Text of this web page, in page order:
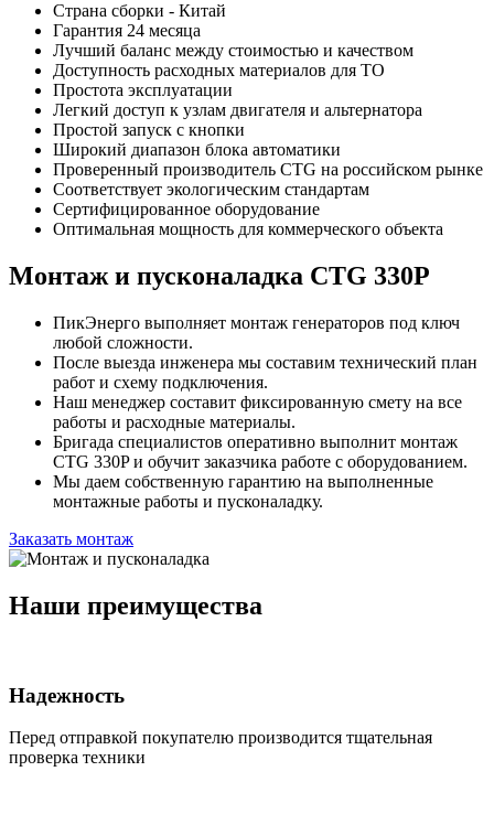
Страна сборки - Китай
Гарантия 24 месяца
Лучший баланс между стоимостью и качеством
Доступность расходных материалов для ТО
Простота эксплуатации
Легкий доступ к узлам двигателя и альтернатора
Простой запуск с кнопки
Широкий диапазон блока автоматики
Проверенный производитель CTG на российском рынке
Соответствует экологическим стандартам
Сертифицированное оборудование
Оптимальная мощность для коммерческого объекта
Монтаж и пусконаладка CTG 330P
ПикЭнерго выполняет монтаж генераторов под ключ
любой сложности.
После выезда инженера мы составим технический план
работ и схему подключения.
Наш менеджер составит фиксированную смету на все
работы и расходные материалы.
Бригада специалистов оперативно выполнит монтаж
CTG 330P и обучит заказчика работе с оборудованием.
Мы даем собственную гарантию на выполненные
монтажные работы и пусконаладку.
Заказать монтаж
Наши преимущества
Надежность
Перед отправкой покупателю производится тщательная
проверка техники